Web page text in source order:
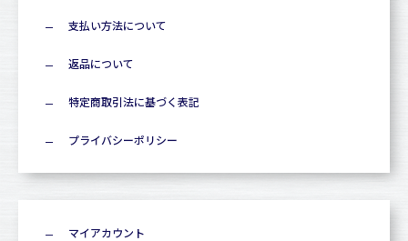
支払い方法について
返品について
特定商取引法に基づく表記
プライバシーポリシー
マイアカウント